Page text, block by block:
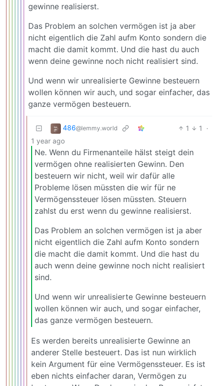
gewinne realisierst.
Das Problem an solchen vermögen ist ja aber
nicht eigentlich die Zahl aufm Konto sondern die
macht die damit kommt. Und die hast du auch
wenn deine gewinne noch nicht realisiert sind.
Und wenn wir unrealisierte Gewinne besteuern
wollen können wir auch, und sogar einfacher, das
ganze vermögen besteuern.
486@lemmy.world 1 1
·
1 year ago
Ne. Wenn du Firmenanteile hälst steigt dein
vermögen ohne realisierten Gewinn. Den
besteuern wir nicht, weil wir dafür alle
Probleme lösen müssten die wir für ne
Vermögenssteuer lösen müssten. Steuern
zahlst du erst wenn du gewinne realisierst.
Das Problem an solchen vermögen ist ja aber
nicht eigentlich die Zahl aufm Konto sondern
die macht die damit kommt. Und die hast du
auch wenn deine gewinne noch nicht realisiert
sind.
Und wenn wir unrealisierte Gewinne besteuern
wollen können wir auch, und sogar einfacher,
das ganze vermögen besteuern.
Es werden bereits unrealisierte Gewinne an
anderer Stelle besteuert. Das ist nun wirklich
kein Argument für eine Vermögenssteuer. Es ist
eben nichts einfacher daran, Vermögen zu